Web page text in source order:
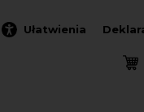
Ułatwienia